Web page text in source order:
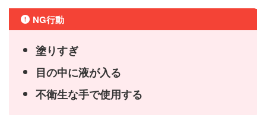
NG行動
塗りすぎ
目の中に液が入る
不衛生な手で使用する